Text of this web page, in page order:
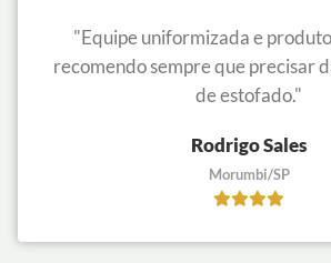
"Equipe uniformizada e
recomendo sempre que precisar
de estofado."
Rodrigo Sales
Morumbi/SP